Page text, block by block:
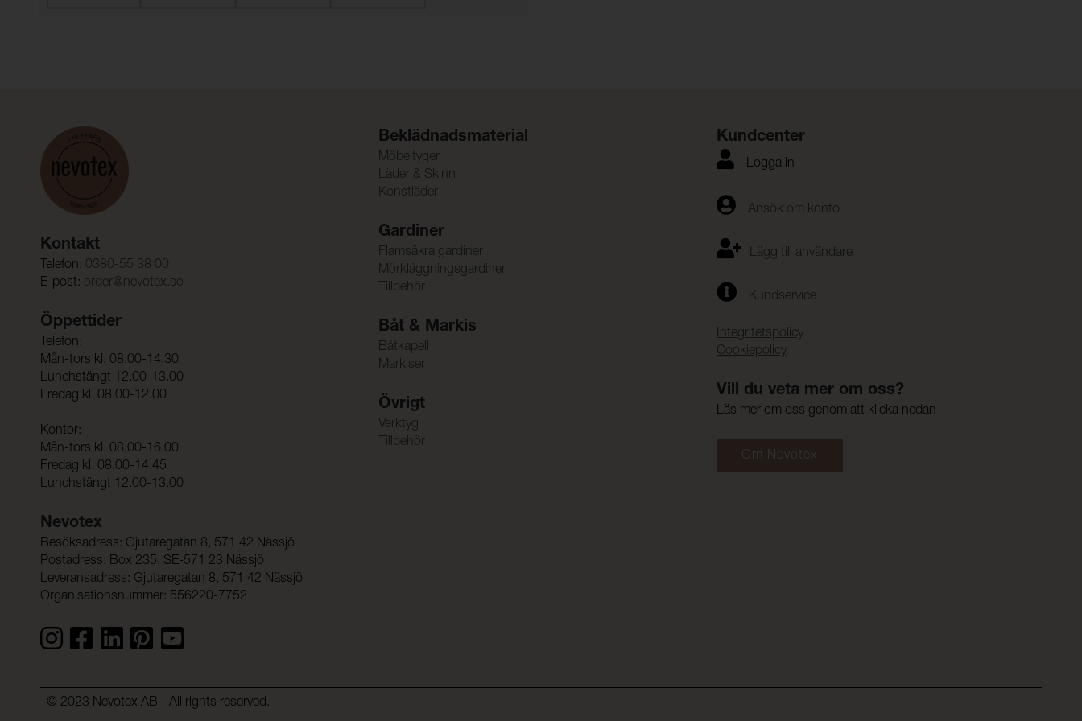
Kontakt
Telefon: 0380-55 38 00
E-post: order@nevotex.se
Öppettider
Telefon:
Mån-tors kl. 08.00-14.30
Lunchstängt 12.00-13.00
Fredag kl. 08.00-12.00
Kontor:
Mån-tors kl. 08.00-16.00
Fredag kl. 08.00-14.45
Lunchstängt 12.00-13.00
Nevotex
Besöksadress: Gjutaregatan 8, 571 42 Nässjö
Postadress: Box 235, SE-571 23 Nässjö
Leveransadress: Gjutaregatan 8, 571 42 Nässjö
Organisationsnummer: 556220-7752
Beklädnadsmaterial
Möbeltyger
Läder & Skinn
Konstläder
Gardiner
Flamsäkra gardiner
Mörkläggningsgardiner
Tillbehör
Båt & Markis
Båtkapell
Markiser
Övrigt
Verktyg
Tillbehör
Kundcenter
Logga in
Ansök om konto
Lägg till användare
Kundservice
Integritetspolicy
Cookiepolicy
Vill du veta mer om oss?
Läs mer om oss genom att klicka nedan
Om Nevotex
© 2023 Nevotex AB - All rights reserved.